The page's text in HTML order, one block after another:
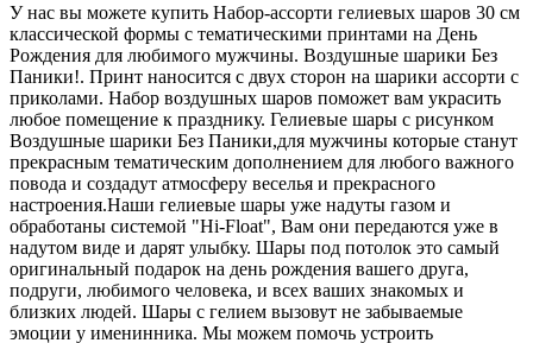
У нас вы можете купить Набор-ассорти гелиевых шаров 30 см
классической формы с тематическими принтами на День
Рождения для любимого мужчины. Воздушные шарики Без
Паники!. Принт наносится с двух сторон на шарики ассорти с
приколами. Набор воздушных шаров поможет вам украсить
любое помещение к празднику. Гелиевые шары с рисунком
Воздушные шарики Без Паники,для мужчины которые станут
прекрасным тематическим дополнением для любого важного
повода и создадут атмосферу веселья и прекрасного
настроения.Наши гелиевые шары уже надуты газом и
обработаны системой "Hi-Float", Вам они передаются уже в
надутом виде и дарят улыбку. Шары под потолок это самый
оригинальный подарок на день рождения вашего друга,
подруги, любимого человека, и всех ваших знакомых и
близких людей. Шары с гелием вызовут не забываемые
эмоции у именинника. Мы можем помочь устроить